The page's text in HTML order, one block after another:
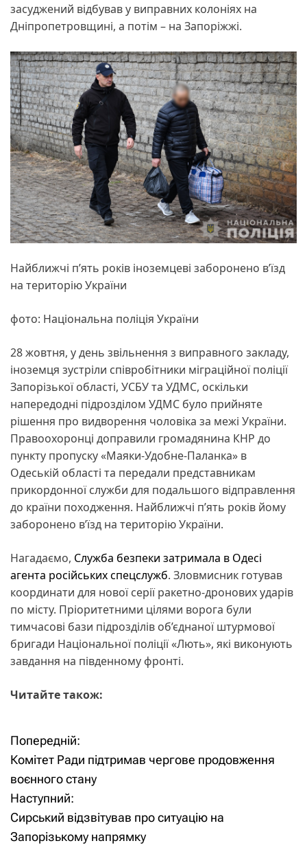
засуджений відбував у виправних колоніях на
Дніпропетровщині, а потім – на Запоріжжі.
Найближчі п’ять років іноземцеві заборонено в’їзд
на територію України
фото: Національна поліція України
28 жовтня, у день звільнення з виправного закладу,
іноземця зустріли співробітники міграційної поліції
Запорізької області, УСБУ та УДМС, оскільки
напередодні підрозділом УДМС було прийняте
рішення про видворення чоловіка за межі України.
Правоохоронці доправили громадянина КНР до
пункту пропуску «Маяки-Удобне-Паланка» в
Одеській області та передали представникам
прикордонної служби для подальшого відправлення
до країни походження. Найближчі п’ять років йому
заборонено в’їзд на територію України.
Нагадаємо, Служба безпеки затримала в Одесі
агента російських спецслужб. Зловмисник готував
координати для нової серії ракетно-дронових ударів
по місту. Пріоритетними цілями ворога були
тимчасові бази підрозділів об’єднаної штурмової
бригади Національної поліції «Лють», які виконують
завдання на південному фронті.
Читайте також:
Н
а
в
і
Попередній:
Комітет Ради підтримав чергове продовження
воєнного стану
Наступний:
Сирський відзвітував про ситуацію на
Запорізькому напрямку